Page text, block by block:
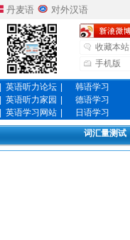
丹麦语 对外汉语
收藏本站
手机版
英语听力论坛
韩语学习
英语听力家园
德语学习
英语学习网站 日语学习
词汇量测试